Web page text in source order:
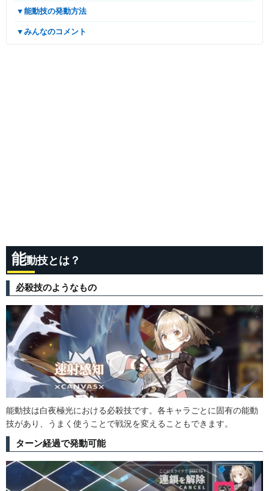
▼能動技の発動方法
▼みんなのコメント
能動技とは？
必殺技のようなもの
能動技は白夜極光における必殺技です。各キャラごとに固有の能動
技があり、うまく使うことで戦況を変えることもできます。
ターン経過で発動可能